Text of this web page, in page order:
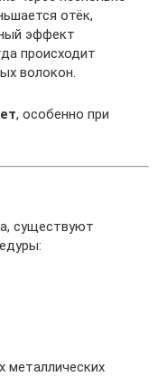
отёк,
эффект
происходит
волокон.
, особенно при
существуют
металлических